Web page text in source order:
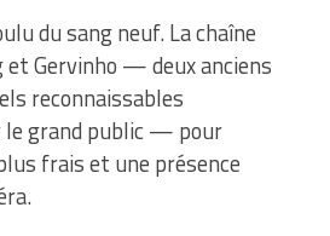
du sang neuf. La chaîne
et Gervinho — deux anciens
reconnaissables
grand public — pour
frais et une présence